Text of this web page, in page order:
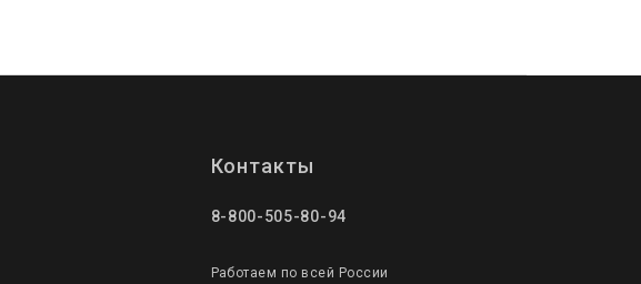
Контакты
8-800-505-80-94
Работаем по всей России